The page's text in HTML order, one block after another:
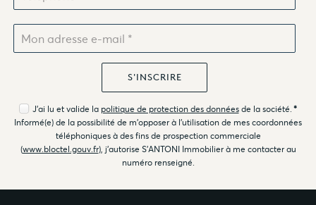
J'ai lu et valide la politique de protection des donnéesde la société. *
Informé(e) de la possibilité de m'opposer à l'utilisation de mes coordonnées
téléphoniques à des fins de prospection commerciale
(www.bloctel.gouv.fr), j'autorise S'ANTONI Immobilier à me contacter au
numéro renseigné.